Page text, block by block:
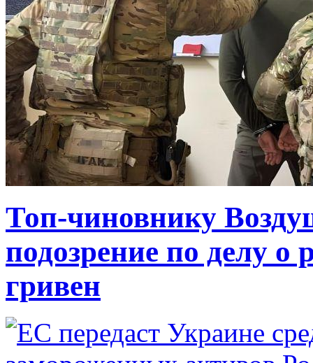
Топ-чиновнику
подозрение по делу о
гривен